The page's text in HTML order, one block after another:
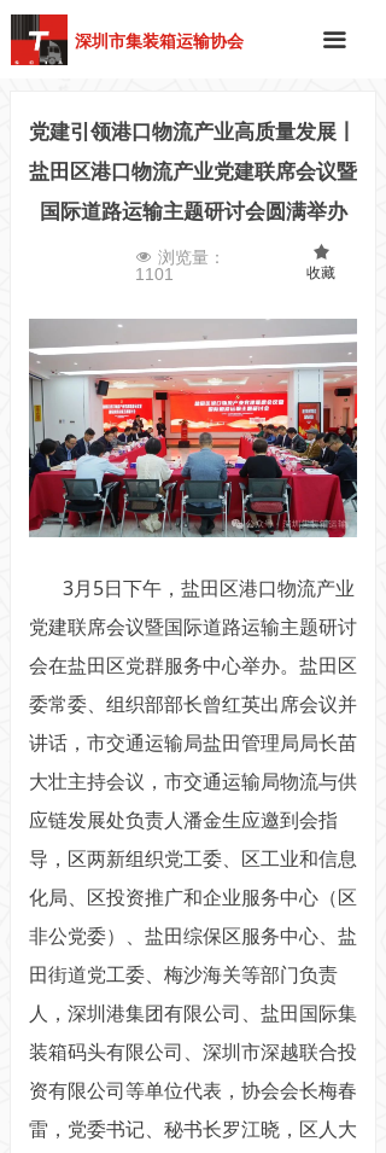
深圳市集装箱运输协会 끀
党建引领港口物流产业高质量发展丨
盐田区港口物流产业党建联席会议暨
国际道路运输主题研讨会圆满举办
3月5日下午，盐田区港口物流产业
党建联席会议暨国际道路运输主题研讨
会在盐田区党群服务中心举办。盐田区
委常委、组织部部长曾红英出席会议并
讲话，市交通运输局盐田管理局局长苗
大壮主持会议，市交通运输局物流与供
应链发展处负责人潘金生应邀到会指
导，区两新组织党工委、区工业和信息
化局、区投资推广和企业服务中心（区
非公党委）、盐田综保区服务中心、盐
田街道党工委、梅沙海关等部门负责
人，深圳港集团有限公司、盐田国际集
装箱码头有限公司、深圳市深越联合投
资有限公司等单位代表，协会会长梅春
雷，党委书记、秘书长罗江晓，区人大
끄
收藏
넶 浏览量：
1101